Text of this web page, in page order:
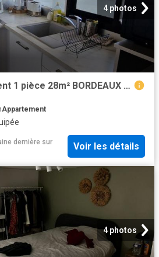
4 photos
Location Appartement 1 pièce 28m² BORDEAUX 33000
Appartement
dernière sur
Voir les détails
4 photos